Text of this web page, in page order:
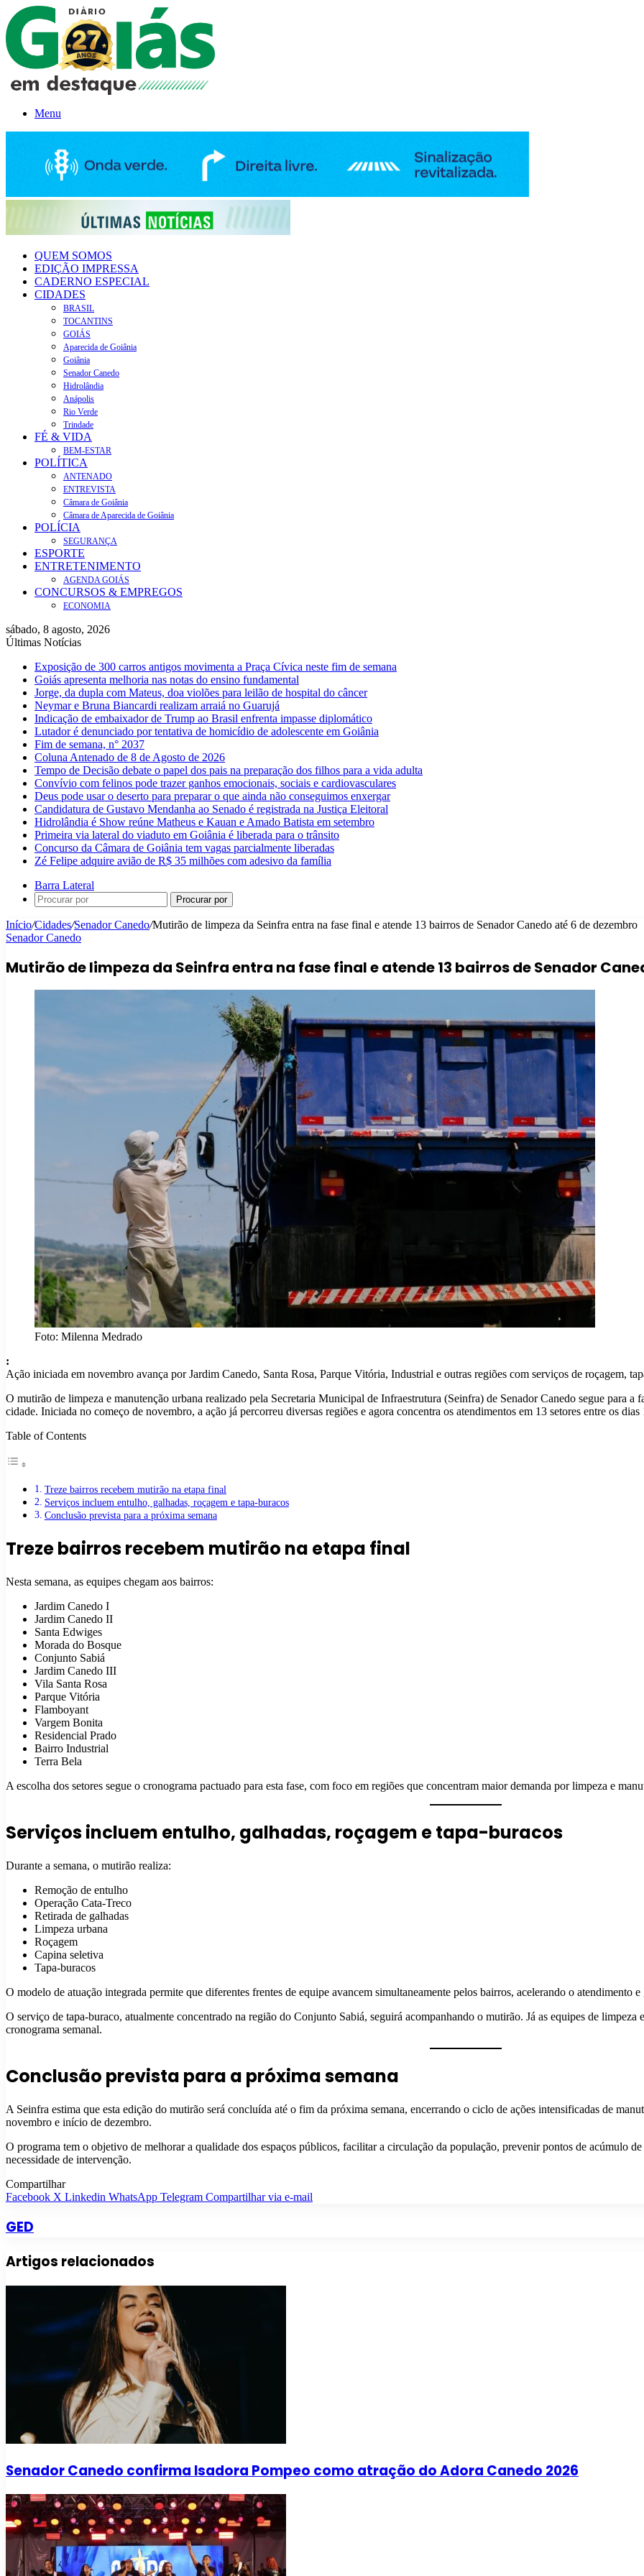
Menu
QUEM SOMOS
EDIÇÃO IMPRESSA
CADERNO ESPECIAL
CIDADES
BRASIL
TOCANTINS
GOIÁS
Aparecida de Goiânia
Goiânia
Senador Canedo
Hidrolândia
Anápolis
Rio Verde
Trindade
FÉ & VIDA
BEM-ESTAR
POLÍTICA
ANTENADO
ENTREVISTA
Câmara de Goiânia
Câmara de Aparecida de Goiânia
POLÍCIA
SEGURANÇA
ESPORTE
ENTRETENIMENTO
AGENDA GOIÁS
CONCURSOS & EMPREGOS
ECONOMIA
sábado, 8 agosto, 2026
Últimas Notícias
Exposição de 300 carros antigos movimenta a Praça Cívica neste fim de semana
Goiás apresenta melhoria nas notas do ensino fundamental
Jorge, da dupla com Mateus, doa violões para leilão de hospital do câncer
Neymar e Bruna Biancardi realizam arraiá no Guarujá
Indicação de embaixador de Trump ao Brasil enfrenta impasse diplomático
Lutador é denunciado por tentativa de homicídio de adolescente em Goiânia
Fim de semana, n° 2037
Coluna Antenado de 8 de Agosto de 2026
Tempo de Decisão debate o papel dos pais na preparação dos filhos para a vida adulta
Convívio com felinos pode trazer ganhos emocionais, sociais e cardiovasculares
Deus pode usar o deserto para preparar o que ainda não conseguimos enxergar
Candidatura de Gustavo Mendanha ao Senado é registrada na Justiça Eleitoral
Hidrolândia é Show reúne Matheus e Kauan e Amado Batista em setembro
Primeira via lateral do viaduto em Goiânia é liberada para o trânsito
Concurso da Câmara de Goiânia tem vagas parcialmente liberadas
Zé Felipe adquire avião de R$ 35 milhões com adesivo da família
Barra Lateral
Procurar por
Início/Cidades/Senador Canedo/Mutirão de limpeza da Seinfra entra na fase final e atende 13 bairros de Senador Canedo até 6 de dezembro
Senador Canedo
Mutirão de limpeza da Seinfra entra na fase final e atende 13 bairros de Senador
Foto: Milenna Medrado
:
Ação iniciada em novembro avança por Jardim Canedo, Santa Rosa, Parque Vitória, Industrial e outras regiões com serviços de roçagem,
O mutirão de limpeza e manutenção urbana realizado pela Secretaria Municipal de Infraestrutura (Seinfra) de Senador Canedo segue para a
cidade. Iniciada no começo de novembro, a ação já percorreu diversas regiões e agora concentra os atendimentos em 13 setores entre os dias
Table of Contents
Treze bairros recebem mutirão na etapa final
Serviços incluem entulho, galhadas, roçagem e tapa-buracos
Conclusão prevista para a próxima semana
Treze bairros recebem mutirão na etapa final
Nesta semana, as equipes chegam aos bairros:
Jardim Canedo I
Jardim Canedo II
Santa Edwiges
Morada do Bosque
Conjunto Sabiá
Jardim Canedo III
Vila Santa Rosa
Parque Vitória
Flamboyant
Vargem Bonita
Residencial Prado
Bairro Industrial
Terra Bela
A escolha dos setores segue o cronograma pactuado para esta fase, com foco em regiões que concentram maior demanda por limpeza e
Serviços incluem entulho, galhadas, roçagem e tapa-buracos
Durante a semana, o mutirão realiza:
Remoção de entulho
Operação Cata-Treco
Retirada de galhadas
Limpeza urbana
Roçagem
Capina seletiva
Tapa-buracos
O modelo de atuação integrada permite que diferentes frentes de equipe avancem simultaneamente pelos bairros, acelerando o atendimento
O serviço de tapa-buraco, atualmente concentrado na região do Conjunto Sabiá, seguirá acompanhando o mutirão. Já as equipes de limpeza
cronograma semanal.
Conclusão prevista para a próxima semana
A Seinfra estima que esta edição do mutirão será concluída até o fim da próxima semana, encerrando o ciclo de ações intensificadas de
novembro e início de dezembro.
O programa tem o objetivo de melhorar a qualidade dos espaços públicos, facilitar a circulação da população, prevenir pontos de acúmulo
necessidade de intervenção.
Compartilhar
Facebook X Linkedin WhatsApp Telegram Compartilhar via e-mail
GED
Artigos relacionados
Senador Canedo confirma Isadora Pompeo como atração do Adora Canedo 2026